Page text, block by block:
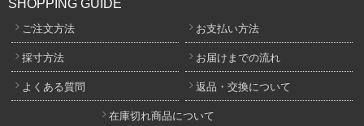
SHOPPING GUIDE
ご注文方法 お支払い方法
採寸方法 お届けまでの流れ
よくある質問 返品・交換について
在庫切れ商品について